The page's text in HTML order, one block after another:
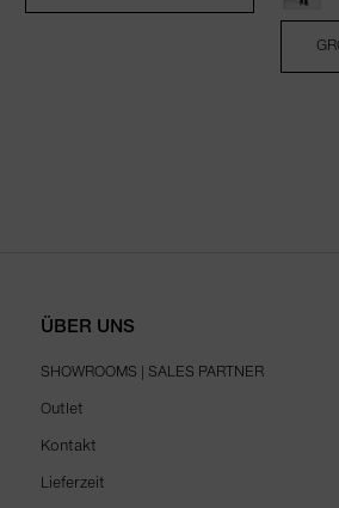
ÜBER UNS
SHOWROOMS | SALES PARTNER
Outlet
Kontakt
Lieferzeit